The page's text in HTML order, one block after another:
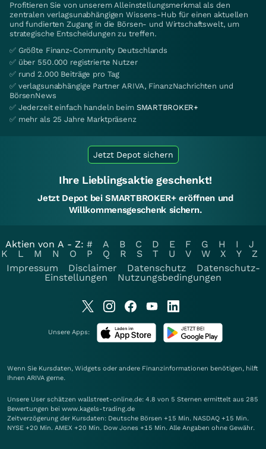
Profitieren Sie von unserem Alleinstellungsmerkmal als den
zentralen verlagsunabhängigen Wissens-Hub für einen aktuellen
und fundierten Zugang in die Börsen- und Wirtschaftswelt, um
strategische Entscheidungen zu treffen.
✅ Größte Finanz-Community Deutschlands
✅ über 550.000 registrierte Nutzer
✅ rund 2.000 Beiträge pro Tag
✅ verlagsunabhängige Partner ARIVA, FinanzNachrichten und
BörsenNews
✅ Jederzeit einfach handeln beim SMARTBROKER+
✅ mehr als 25 Jahre Marktpräsenz
Jetzt Depot sichern
Ihre Lieblingsaktie geschenkt!
Jetzt Depot bei SMARTBROKER+ eröffnen und
Willkommensgeschenk sichern.
Aktien von A - Z: # A B C D E F G H I
J
K
L M N O P Q R S T U V W X Y
Z
Impressum
Disclaimer Datenschutz
Datenschutz-
Einstellungen
Nutzungsbedingungen
Unsere Apps:
Wenn Sie Kursdaten, Widgets oder andere Finanzinformationen benötigen, hilft
Ihnen ARIVA gerne.
Unsere User schätzen wallstreet-online.de: 4.8 von 5 Sternen ermittelt aus 285
Bewertungen bei www.kagels-trading.de
Zeitverzögerung der Kursdaten: Deutsche Börsen +15 Min. NASDAQ +15 Min.
NYSE +20 Min. AMEX +20 Min. Dow Jones +15 Min. Alle Angaben ohne Gewähr.